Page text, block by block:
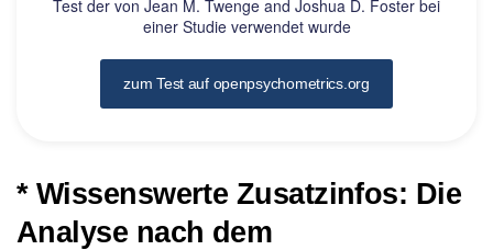
Test der von Jean M. Twenge and Joshua D. Foster bei
einer Studie verwendet wurde
zum Test auf openpsychometrics.org
* Wissenswerte Zusatzinfos: Die
Analyse nach dem